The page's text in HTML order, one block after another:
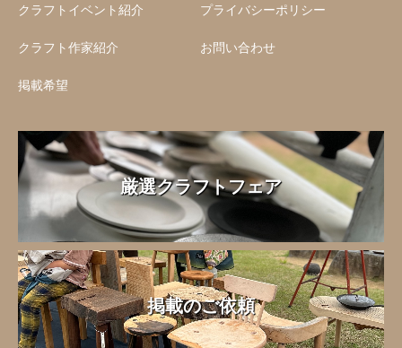
クラフトイベント紹介
クラフト作家紹介
掲載希望
プライバシーポリシー
お問い合わせ
厳選クラフトフェア
掲載のご依頼